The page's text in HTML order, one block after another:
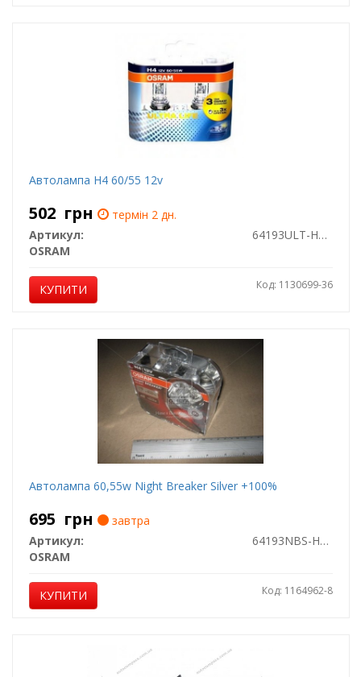
Автолампа H4 60/55 12v
502 грн
термін 2 дн.
Артикул:
64193ULT-HCB
OSRAM
КУПИТИ Код: 1130699-36
Автолампа 60,55w Night Breaker Silver +100%
695 грн
завтра
Артикул:
64193NBS-HCB
OSRAM
КУПИТИ Код: 1164962-8